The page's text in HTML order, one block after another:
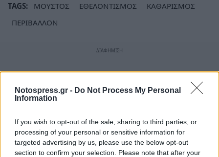
Notospress.gr - Do Not Process My Personal
Information
If you wish to opt-out of the sale, sharing to third parties, or
processing of your personal or sensitive information for
targeted advertising by us, please use the below opt-out
section to confirm your selection. Please note that after your
TAGS: ΜΟΥΣΤΟΣ ΕΘΕΛΟΝΤΙΣΜΟΣ
ΚΑΘΑΡΙΣΜΟΣ
ΠΕΡΙΒΑΛΛΟΝ